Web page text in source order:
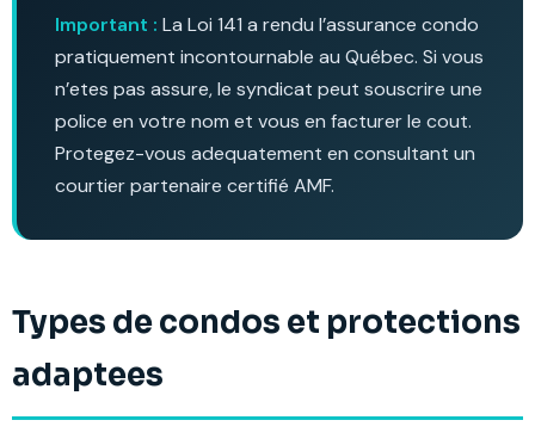
Important : La Loi 141 a rendu l’assurance condo
pratiquement incontournable au Québec. Si vous
n’etes pas assure, le syndicat peut souscrire une
police en votre nom et vous en facturer le cout.
Protegez-vous adequatement en consultant un
courtier partenaire certifié AMF.
Types de condos et protections
adaptees